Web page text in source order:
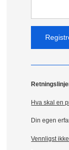
Hva skal en
Din egen
Vennligst